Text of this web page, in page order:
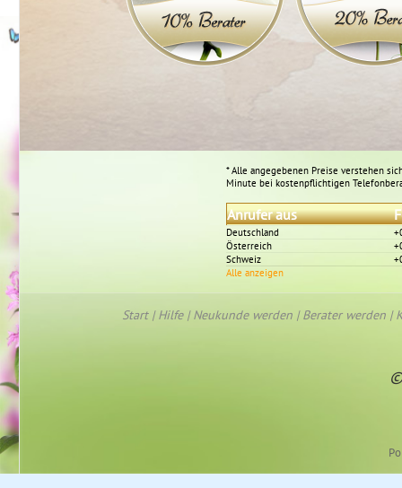
* Alle angegebenen Preise verstehen
Minute bei kostenpflichtigen
Anrufer aus
Deutschland
Österreich
Schweiz
Alle anzeigen
Start|Hilfe|Neukunde werden |Berater werden |